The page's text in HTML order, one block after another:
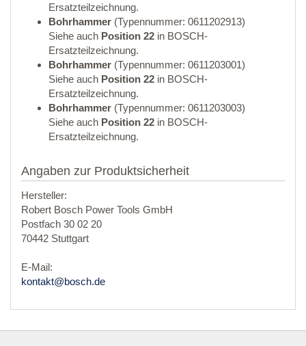
Ersatzteilzeichnung.
Bohrhammer (Typennummer: 0611202913)
Siehe auch Position 22 in BOSCH-
Ersatzteilzeichnung.
Bohrhammer (Typennummer: 0611203001)
Siehe auch Position 22 in BOSCH-
Ersatzteilzeichnung.
Bohrhammer (Typennummer: 0611203003)
Siehe auch Position 22 in BOSCH-
Ersatzteilzeichnung.
Angaben zur Produktsicherheit
Hersteller:
Robert Bosch Power Tools GmbH
Postfach 30 02 20
70442 Stuttgart
E-Mail:
kontakt@bosch.de